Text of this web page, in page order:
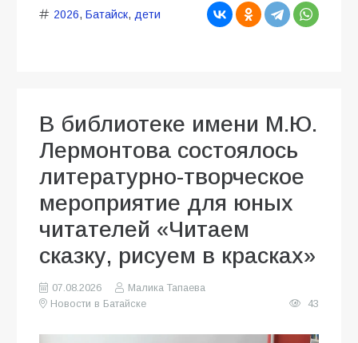
2026, Батайск, дети
В библиотеке имени М.Ю.
Лермонтова состоялось
литературно-творческое
мероприятие для юных
читателей «Читаем
сказку, рисуем в красках»
07.08.2026
Малика Тапаева
Новости в Батайске
43